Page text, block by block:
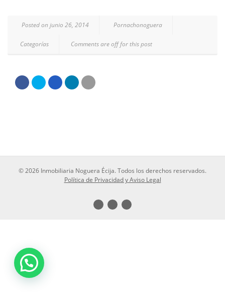
Posted on junio 26, 2014 Pornachonoguera
Categorías Comments are off for this post
© 2026 Inmobiliaria Noguera Écija. Todos los derechos reservados.
Política de Privacidad y Aviso Legal